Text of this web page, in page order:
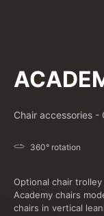
Chair accessories -
360° rotation
Optional chair trolley
Academy chairs
chairs in vertical